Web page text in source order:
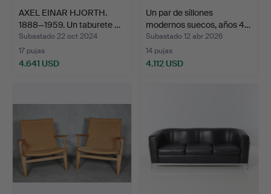
AXEL EINAR HJORTH.
1888—1959. Un taburete …
Subastado 22 oct 2024
17 pujas
4.641 USD
Un par de sillones
modernos suecos, años 4…
Subastado 12 abr 2026
14 pujas
4.112 USD